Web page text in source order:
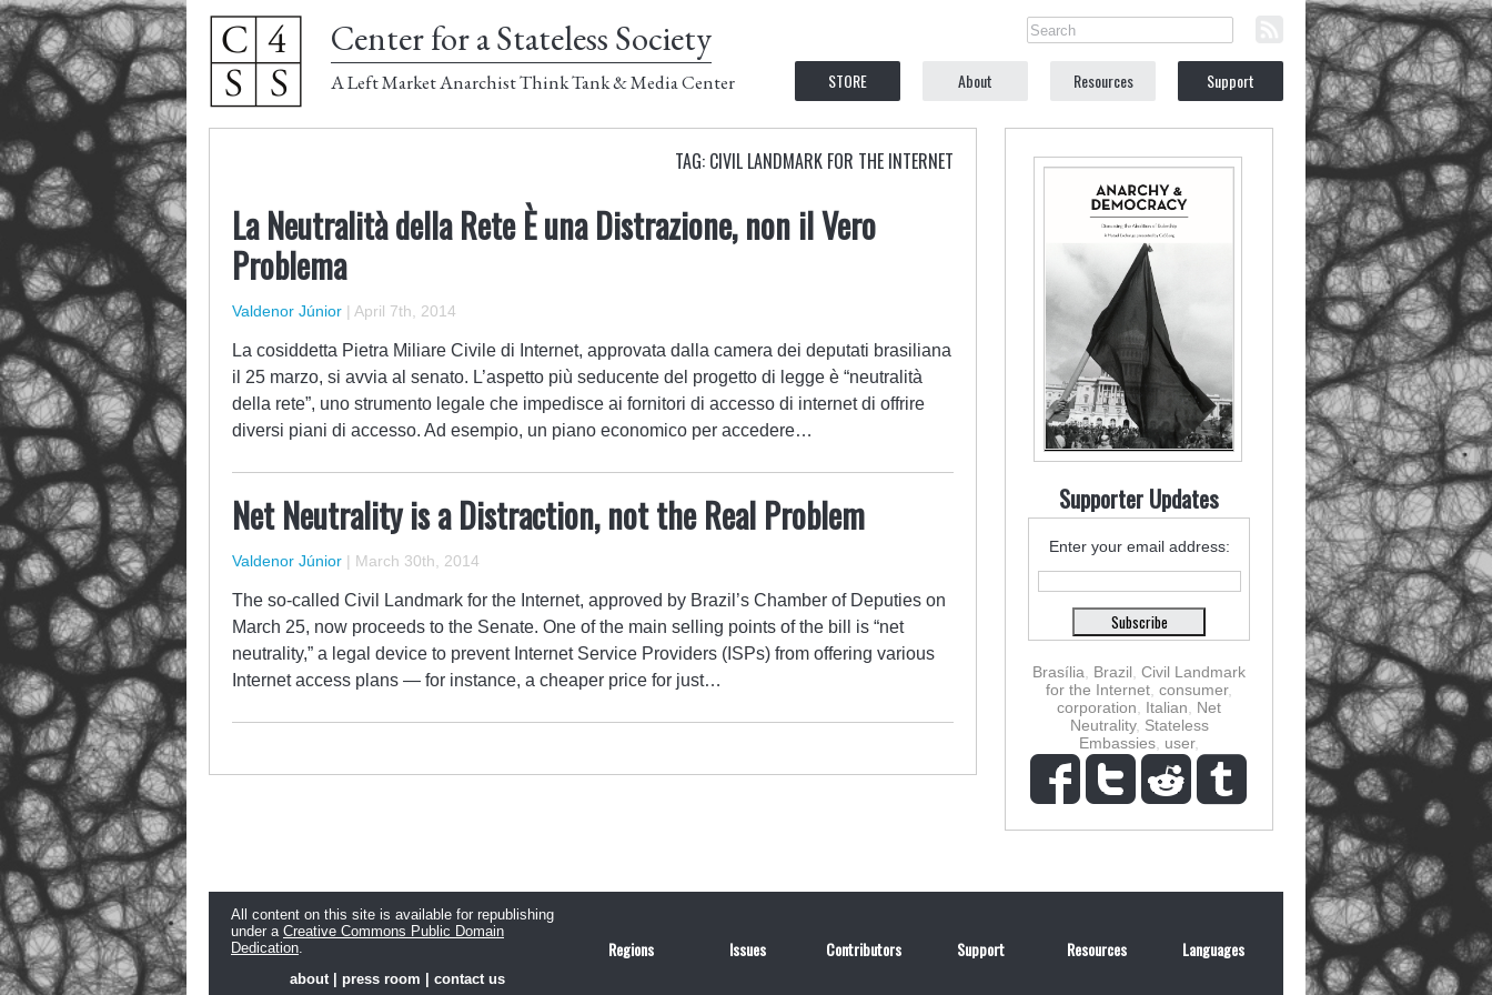
Center for a Stateless Society
A Left Market Anarchist Think Tank & Media Center STORE About Resources Support
TAG: CIVIL LANDMARK FOR THE INTERNET
La Neutralità della Rete È una Distrazione, non il Vero
Problema
Valdenor Júnior | April 7th, 2014
La cosiddetta Pietra Miliare Civile di Internet, approvata dalla camera dei deputati brasiliana
il 25 marzo, si avvia al senato. L’aspetto più seducente del progetto di legge è “neutralità
della rete”, uno strumento legale che impedisce ai fornitori di accesso di internet di offrire
diversi piani di accesso. Ad esempio, un piano economico per accedere…
Net Neutrality is a Distraction, not the Real Problem
Valdenor Júnior | March 30th, 2014
The so-called Civil Landmark for the Internet, approved by Brazil’s Chamber of Deputies on
March 25, now proceeds to the Senate. One of the main selling points of the bill is “net
neutrality,” a legal device to prevent Internet Service Providers (ISPs) from offering various
Internet access plans — for instance, a cheaper price for just…
Supporter Updates
Enter your email address:
Brasília Brazil Civil Landmark
for the Internet consumer,
corporation
Italian
Net
Neutrality, Stateless
Embassies user,
All content on this site is available for republishing
under a Creative Commons Public Domain
Dedication.
about| press room contact us
Regions Issues Contributors Support Resources Languages